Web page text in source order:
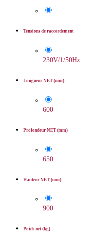
Tensions de raccordement
230V/1/50Hz
Longueur NET (mm)
600
Profondeur NET (mm)
650
Hauteur NET (mm)
900
Poids net (kg)